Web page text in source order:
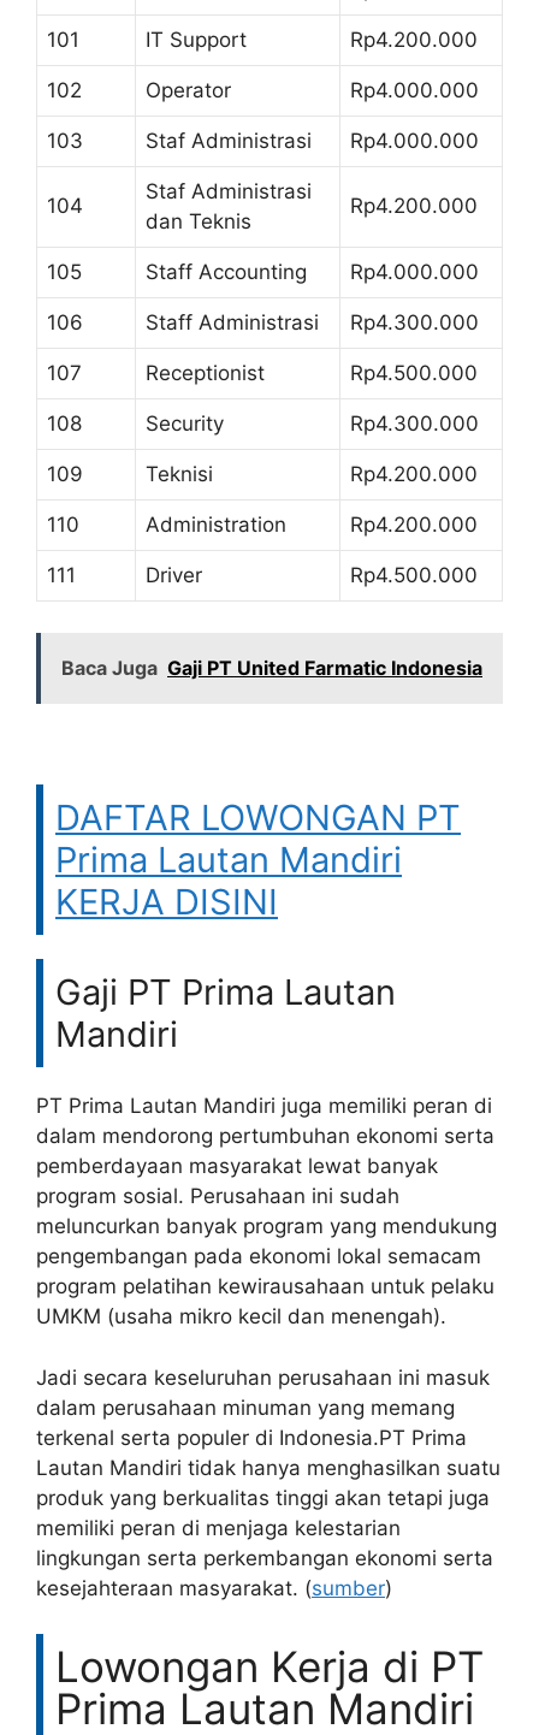
101 IT Support Rp4.200.000
102 Operator Rp4.000.000
103 Staf Administrasi Rp4.000.000
104
Staf Administrasi
dan Teknis
Rp4.200.000
105 Staff Accounting Rp4.000.000
106 Staff Administrasi Rp4.300.000
107 Receptionist Rp4.500.000
108 Security Rp4.300.000
109 Teknisi Rp4.200.000
110 Administration Rp4.200.000
111 Driver Rp4.500.000
Baca Juga Gaji PT United Farmatic Indonesia
DAFTAR LOWONGAN PT
Prima Lautan Mandiri
KERJA DISINI
Gaji PT Prima Lautan
Mandiri
PT Prima Lautan Mandiri juga memiliki peran di
dalam mendorong pertumbuhan ekonomi serta
pemberdayaan masyarakat lewat banyak
program sosial. Perusahaan ini sudah
meluncurkan banyak program yang mendukung
pengembangan pada ekonomi lokal semacam
program pelatihan kewirausahaan untuk pelaku
UMKM (usaha mikro kecil dan menengah).
Jadi secara keseluruhan perusahaan ini masuk
dalam perusahaan minuman yang memang
terkenal serta populer di Indonesia.PT Prima
Lautan Mandiri tidak hanya menghasilkan suatu
produk yang berkualitas tinggi akan tetapi juga
memiliki peran di menjaga kelestarian
lingkungan serta perkembangan ekonomi serta
kesejahteraan masyarakat. (sumber)
Lowongan Kerja di PT
Prima Lautan Mandiri